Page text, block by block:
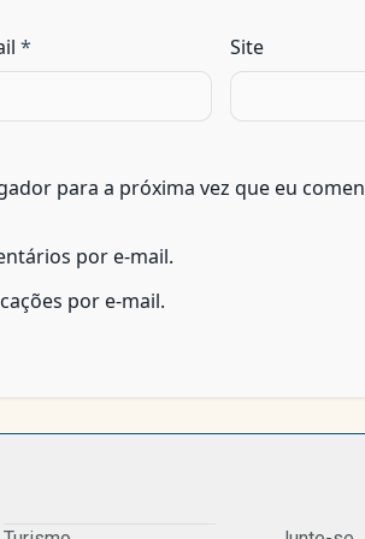
* Site
para a próxima vez que eu
por e-mail.
por e-mail.